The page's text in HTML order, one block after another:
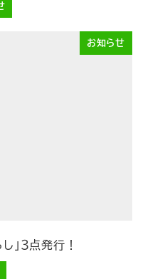
お知らせ
」３点発行！